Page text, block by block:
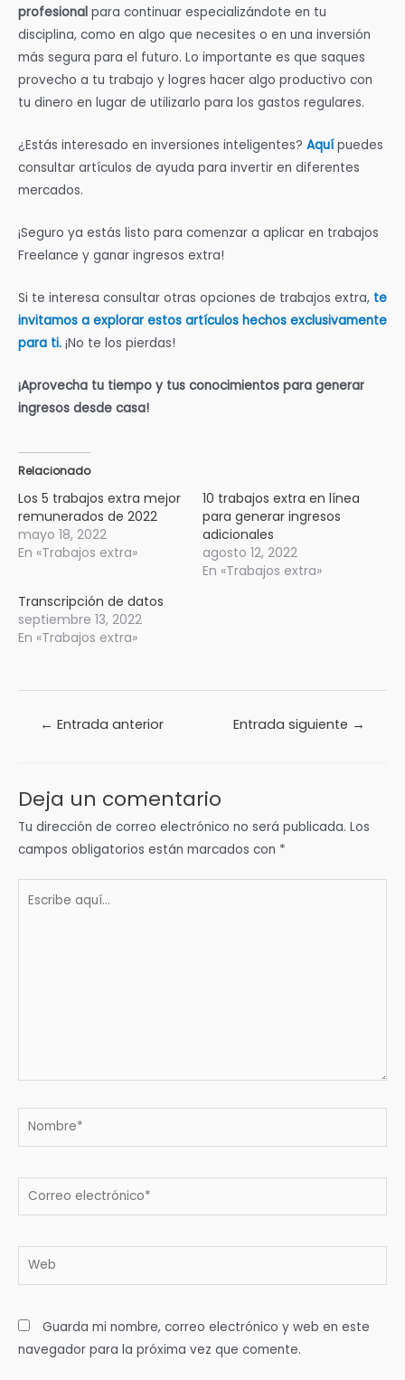
profesional para continuar especializándote en tu
disciplina, como en algo que necesites o en una inversión
más segura para el futuro. Lo importante es que saques
provecho a tu trabajo y logres hacer algo productivo con
tu dinero en lugar de utilizarlo para los gastos regulares.
¿Estás interesado en inversiones inteligentes? Aquí puedes
consultar artículos de ayuda para invertir en diferentes
mercados.
¡Seguro ya estás listo para comenzar a aplicar en trabajos
Freelance y ganar ingresos extra!
Si te interesa consultar otras opciones de trabajos extra, te
invitamos a explorar estos artículos hechos exclusivamente
para ti. ¡No te los pierdas!
¡Aprovecha tu tiempo y tus conocimientos para generar
ingresos desde casa!
Relacionado
Los 5 trabajos extra mejor
remunerados de 2022
mayo 18, 2022
En «Trabajos extra»
10 trabajos extra en línea
para generar ingresos
adicionales
agosto 12, 2022
En «Trabajos extra»
Transcripción de datos
septiembre 13, 2022
En «Trabajos extra»
Navegación
← Entrada anterior Entrada siguiente →
Deja un comentario
Tu dirección de correo electrónico no será publicada. Los
campos obligatorios están marcados con *
Nombre*
Correo
Web
Guarda mi nombre, correo electrónico y web en este
navegador para la próxima vez que comente.